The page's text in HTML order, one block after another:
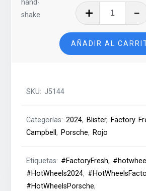
RS
2.7
AÑADIR AL
SKU:J5144
Categorías:2024, Blister, Factory
Campbell, Porsche, Rojo
Etiquetas: #FactoryFresh,
#HotWheels2024,
#HotWheelsPorsche,